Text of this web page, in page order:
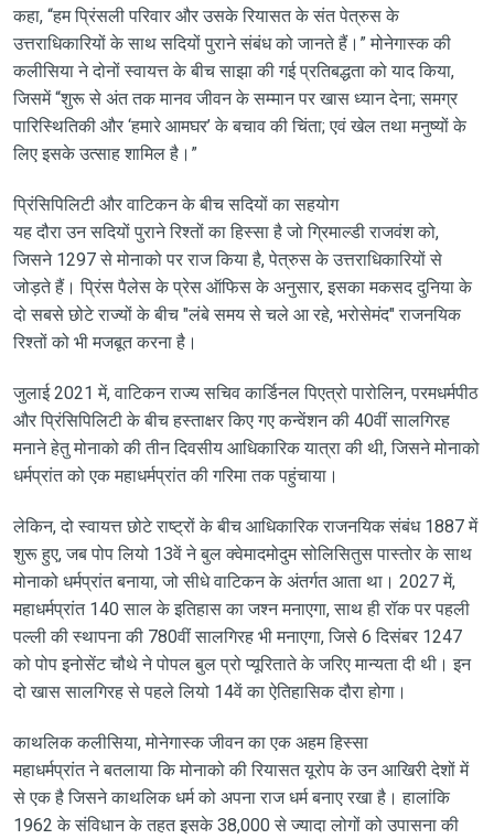
कहा, “हम प्रिंसली परिवार और उसके रियासत के संत पेत्रुस के
उत्तराधिकारियों के साथ सदियों पुराने संबंध को जानते हैं।” मोनेगास्क की
कलीसिया ने दोनों स्वायत्त के बीच साझा की गई प्रतिबद्धता को याद किया,
जिसमें “शुरू से अंत तक मानव जीवन के सम्मान पर खास ध्यान देना; समग्र
पारिस्थितिकी और ‘हमारे आमघर’ के बचाव की चिंता; एवं खेल तथा मनुष्यों के
लिए इसके उत्साह शामिल है।”
प्रिंसिपिलिटी और वाटिकन के बीच सदियों का सहयोग
यह दौरा उन सदियों पुराने रिश्तों का हिस्सा है जो ग्रिमाल्डी राजवंश को,
जिसने 1297 से मोनाको पर राज किया है, पेत्रुस के उत्तराधिकारियों से
जोड़ते हैं। प्रिंस पैलेस के प्रेस ऑफिस के अनुसार, इसका मकसद दुनिया के
दो सबसे छोटे राज्यों के बीच "लंबे समय से चले आ रहे, भरोसेमंद" राजनयिक
रिश्तों को भी मजबूत करना है।
जुलाई 2021 में, वाटिकन राज्य सचिव कार्डिनल पिएत्रो पारोलिन, परमधर्मपीठ
और प्रिंसिपिलिटी के बीच हस्ताक्षर किए गए कन्वेंशन की 40वीं सालगिरह
मनाने हेतु मोनाको की तीन दिवसीय आधिकारिक यात्रा की थी, जिसने मोनाको
धर्मप्रांत को एक महाधर्मप्रांत की गरिमा तक पहुंचाया।
लेकिन, दो स्वायत्त छोटे राष्ट्रों के बीच आधिकारिक राजनयिक संबंध 1887 में
शुरू हुए, जब पोप लियो 13वें ने बुल क्वेमादमोदुम सोलिसितुस पास्तोर के साथ
मोनाको धर्मप्रांत बनाया, जो सीधे वाटिकन के अंतर्गत आता था। 2027 में,
महाधर्मप्रांत 140 साल के इतिहास का जश्न मनाएगा, साथ ही रॉक पर पहली
पल्ली की स्थापना की 780वीं सालगिरह भी मनाएगा, जिसे 6 दिसंबर 1247
को पोप इनोसेंट चौथे ने पोपल बुल प्रो प्यूरिताते के जरिए मान्यता दी थी। इन
दो खास सालगिरह से पहले लियो 14वें का ऐतिहासिक दौरा होगा।
काथलिक कलीसिया, मोनेगास्क जीवन का एक अहम हिस्सा
महाधर्मप्रांत ने बतलाया कि मोनाको की रियासत यूरोप के उन आखिरी देशों में
से एक है जिसने काथलिक धर्म को अपना राज धर्म बनाए रखा है। हालांकि
1962 के संविधान के तहत इसके 38,000 से ज्यादा लोगों को उपासना की